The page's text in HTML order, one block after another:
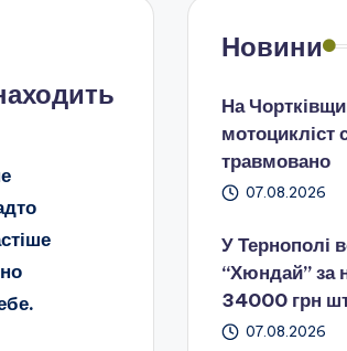
Новини
На
мотоцикліст
травмовано
07.08.2026
У Тернополі
“Хюндай” за
34000 грн
07.08.2026